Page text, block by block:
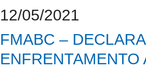
12/05/2021
FMABC –
ENFRENTAMENTO